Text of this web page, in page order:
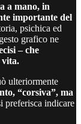
a mano, in
importante del
psichica ed
grafico ne
– che
vita.
ulteriormente
“corsiva”, ma
preferisca indicare